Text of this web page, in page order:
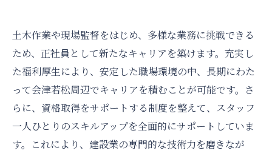
土木作業や現場監督をはじめ、多様な業務に挑戦できる
ため、正社員として新たなキャリアを築けます。充実し
た福利厚生により、安定した職場環境の中、長期にわた
って会津若松周辺でキャリアを積むことが可能です。さ
らに、資格取得をサポートする制度を整えて、スタッフ
一人ひとりのスキルアップを全面的にサポートしていま
す。これにより、建設業の専門的な技術力を磨きなが